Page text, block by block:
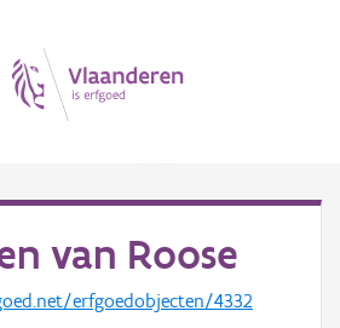
van Roose
erfgoedobjecten/4332